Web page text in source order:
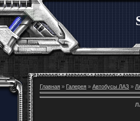
Главная » Галерея » Автобусы ЛАЗ »